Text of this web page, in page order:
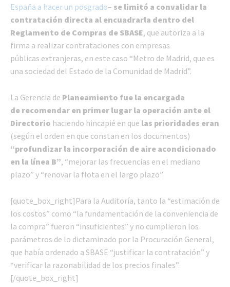
España a hacer un posgrado– se limitó a convalidar la
contratación directa al encuadrarla dentro del
Reglamento de Compras de SBASE, que autoriza a la
firma a realizar contrataciones con empresas
públicas extranjeras, en este caso “Metro de Madrid, que es
una sociedad del Estado de la Comunidad de Madrid”.
La Gerencia de Planeamiento fue la encargada
de recomendar en primer lugar la operación ante el
Directorio haciendo hincapié en que las prioridades eran
(según el orden en que constan en los documentos)
“profundizar la incorporación de aire acondicionado
en la línea B”, “mejorar las frecuencias en el mediano
plazo” y “renovar la flota en el largo plazo”.
[quote_box_right]Para la Auditoría, tanto la “estimación de
los costos” como “la fundamentación de la conveniencia de
la compra” fueron “insuficientes” y no cumplieron los
parámetros de lo dictaminado por la Procuración General,
que había ordenado a SBASE “justificar la contratación” y
“verificar la razonabilidad de los precios finales”.
[/quote_box_right]